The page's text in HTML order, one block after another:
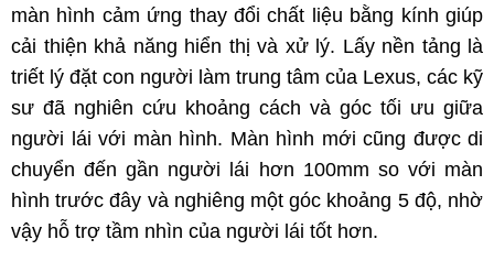
màn hình cảm ứng thay đổi chất liệu bằng kính giúp
cải thiện khả năng hiển thị và xử lý. Lấy nền tảng là
triết lý đặt con người làm trung tâm của Lexus, các kỹ
sư đã nghiên cứu khoảng cách và góc tối ưu giữa
người lái với màn hình. Màn hình mới cũng được di
chuyển đến gần người lái hơn 100mm so với màn
hình trước đây và nghiêng một góc khoảng 5 độ, nhờ
vậy hỗ trợ tầm nhìn của người lái tốt hơn.